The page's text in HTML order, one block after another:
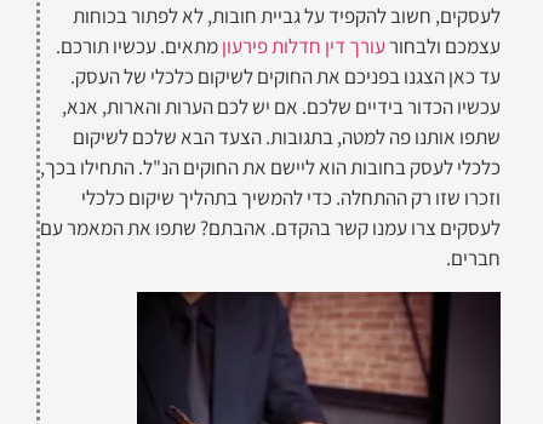
לעסקים, חשוב להקפיד על גביית חובות, לא לפתור בכוחות
עצמכם ולבחורעורך דין חדלות פירעוןמתאים. עכשיו תורכם.
עד כאן הצגנו בפניכם את החוקים לשיקום כלכלי של העסק.
עכשיו הכדור בידיים שלכם. אם יש לכם הערות והארות, אנא,
שתפו אותנו פה למטה, בתגובות. הצעד הבא שלכם לשיקום
כלכלי לעסק בחובות הוא ליישם את החוקים הנ"ל. התחילו בכך,
וזכרו שזו רק ההתחלה. כדי להמשיך בתהליך שיקום כלכלי
לעסקים צרו עמנו קשר בהקדם. אהבתם? שתפו את המאמר עם
חברים.